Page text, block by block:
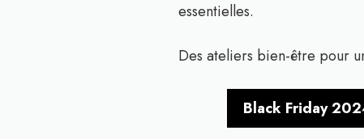
essentielles.
Des ateliers bien-être pour
Black Friday